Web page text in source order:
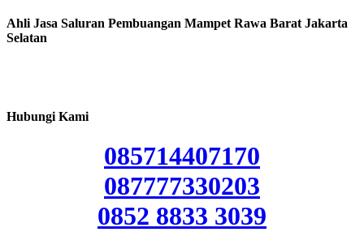
Ahli Jasa Saluran Pembuangan Mampet Rawa Barat Jakarta
Selatan
Hubungi Kami
085714407170
087777330203
0852 8833 3039